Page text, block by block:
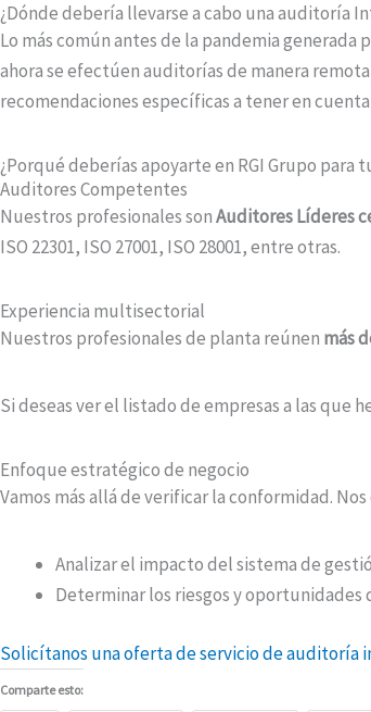
¿Dónde debería llevarse a cabo una auditoría
Lo más común antes de la pandemia
ahora se efectúen auditorías de manera
recomendaciones específicas a tener en
¿Porqué deberías apoyarte en RGI Grupo
Auditores Competentes
Nuestros profesionales sonAuditores Líderes
ISO 22301, ISO 27001, ISO 28001, entre otras.
Experiencia multisectorial
Nuestros profesionales de planta reúnen más
Si deseas ver el listado de empresas a las que
Enfoque estratégico de negocio
Vamos más allá de verificar la conformidad.
Analizar el impacto del sistema de
Determinar los riesgos y
Solicítanos una oferta de servicio de auditoría
Comparte esto: